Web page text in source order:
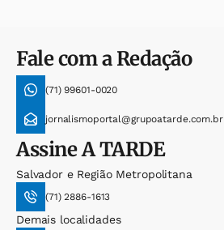
Fale com a Redação
(71) 99601-0020
jornalismoportal@grupoatarde.com.br
AssineA TARDE
Salvador e Região Metropolitana
(71) 2886-1613
Demais localidades